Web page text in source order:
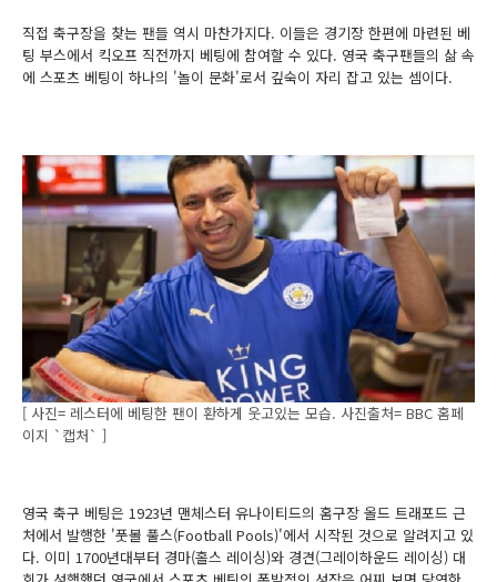
직접 축구장을 찾는 팬들 역시 마찬가지다. 이들은 경기장 한편에 마련된 베
팅 부스에서 킥오프 직전까지 베팅에 참여할 수 있다. 영국 축구팬들의 삶 속
에 스포츠 베팅이 하나의 '놀이 문화'로서 깊숙이 자리 잡고 있는 셈이다.
[ 사진= 레스터에 베팅한 팬이 환하게 웃고있는 모습. 사진출처= BBC 홈페
이지 `캡처` ]
영국 축구 베팅은 1923년 맨체스터 유나이티드의 홈구장 올드 트래포드 근
처에서 발행한 '풋볼 풀스(Football Pools)'에서 시작된 것으로 알려지고 있
다. 이미 1700년대부터 경마(홀스 레이싱)와 경견(그레이하운드 레이싱) 대